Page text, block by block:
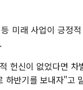
미래 사업이 긍정
헌신이 없었다면
하반기를 보내자"고